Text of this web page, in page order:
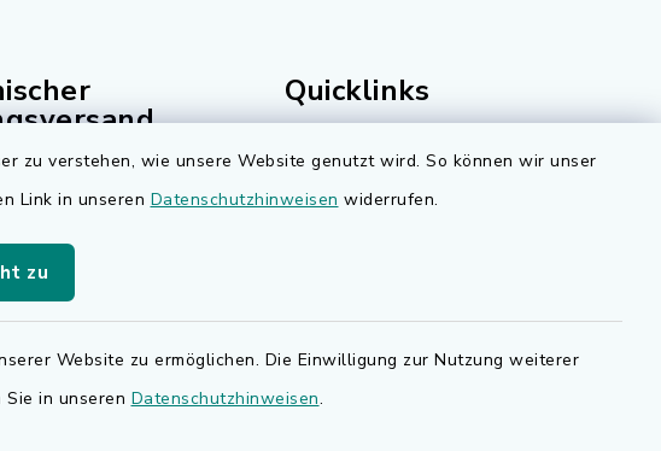
zu verstehen, wie unsere Website genutzt wird. So können wir unser
Link in unseren Datenschutzhinweisen widerrufen.
zu
Website zu ermöglichen. Die Einwilligung zur Nutzung weiterer
in unseren Datenschutzhinweisen.
wenden Sie
Quicklinks
Bauen in Adelsdorf
BayernPortal